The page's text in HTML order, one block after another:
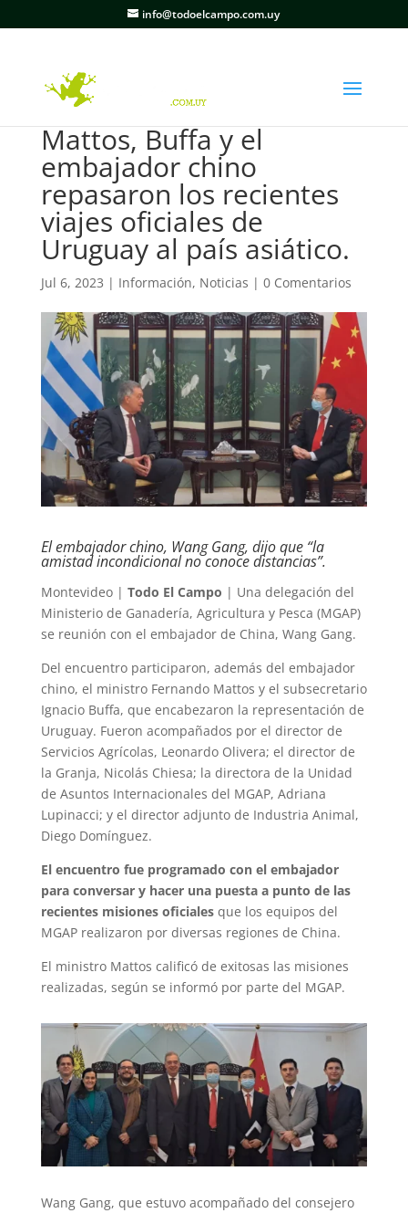
info@todoelcampo.com.uy
Mattos, Buffa y el
embajador chino
repasaron los recientes
viajes oficiales de
Uruguay al país asiático.
Jul 6, 2023 | Información, Noticias | 0 Comentarios
El embajador chino, Wang Gang, dijo que “la
amistad incondicional no conoce distancias”.
Montevideo | Todo El Campo | Una delegación del
Ministerio de Ganadería, Agricultura y Pesca (MGAP)
se reunión con el embajador de China, Wang Gang.
Del encuentro participaron, además del embajador
chino, el ministro Fernando Mattos y el subsecretario
Ignacio Buffa, que encabezaron la representación de
Uruguay. Fueron acompañados por el director de
Servicios Agrícolas, Leonardo Olivera; el director de
la Granja, Nicolás Chiesa; la directora de la Unidad
de Asuntos Internacionales del MGAP, Adriana
Lupinacci; y el director adjunto de Industria Animal,
Diego Domínguez.
El encuentro fue programado con el embajador
para conversar y hacer una puesta a punto de las
recientes misiones oficialesque los equipos del
MGAP realizaron por diversas regiones de China.
El ministro Mattos calificó de exitosas las misiones
realizadas, según se informó por parte del MGAP.
Wang Gang, que estuvo acompañado del consejero